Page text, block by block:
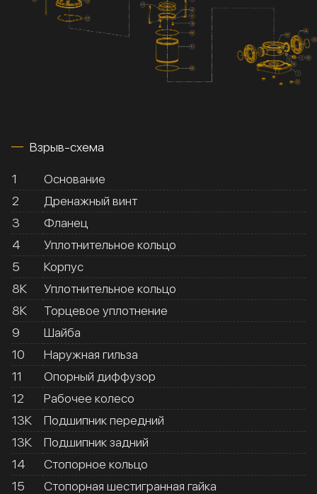
Взрыв-схема
1
Основание
2
Дренажный винт
3
Фланец
4
Уплотнительное кольцо
5
Корпус
8К
Уплотнительное кольцо
8К
Торцевое уплотнение
9
Шайба
10
Наружная гильза
11
Опорный диффузор
12
Рабочее колесо
13К
Подшипник передний
13К
Подшипник задний
14
Стопорное кольцо
15
Стопорная шестигранная гайка